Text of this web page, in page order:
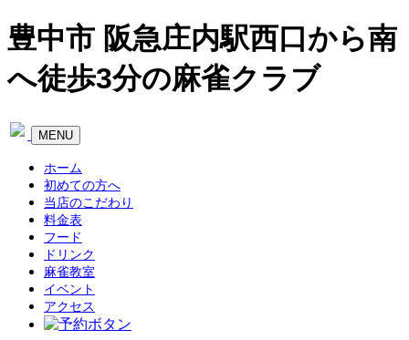
豊中市 阪急庄内駅西口から南
へ徒歩3分の麻雀クラブ
Toggle
navigation
MENU
ホーム
初めての方へ
当店のこだわり
料金表
フード
ドリンク
麻雀教室
イベント
アクセス